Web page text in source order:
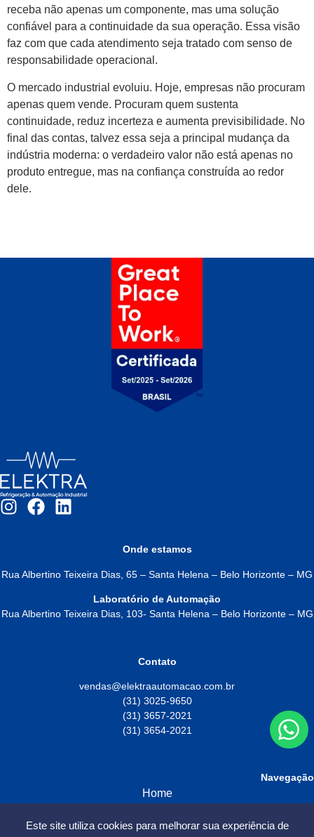
Este site utiliza cookies para melhorar sua experiência de
receba não apenas um componente, mas uma solução
confiável para a continuidade da sua operação. Essa visão
faz com que cada atendimento seja tratado com senso de
responsabilidade operacional.
O mercado industrial evoluiu. Hoje, empresas não procuram
apenas quem vende. Procuram quem sustenta
continuidade, reduz incerteza e aumenta previsibilidade. No
final das contas, talvez essa seja a principal mudança da
indústria moderna: o verdadeiro valor não está apenas no
produto entregue, mas na confiança construída ao redor
dele.
Onde estamos
Rua Albertino Teixeira Dias, 65 – Santa Helena – Belo Horizonte – MG
Laboratório de Automação
Rua Albertino Teixeira Dias, 103- Santa Helena – Belo Horizonte – MG
Contato
vendas@elektraautomacao.com.br
(31) 3025-9650
(31) 3657-2021
(31) 3654-2021
Navegação
Home
Produtos